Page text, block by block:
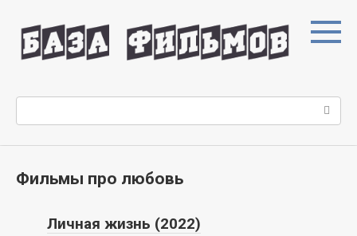
контенту
Фильмы про любовь
Личная жизнь (2022)